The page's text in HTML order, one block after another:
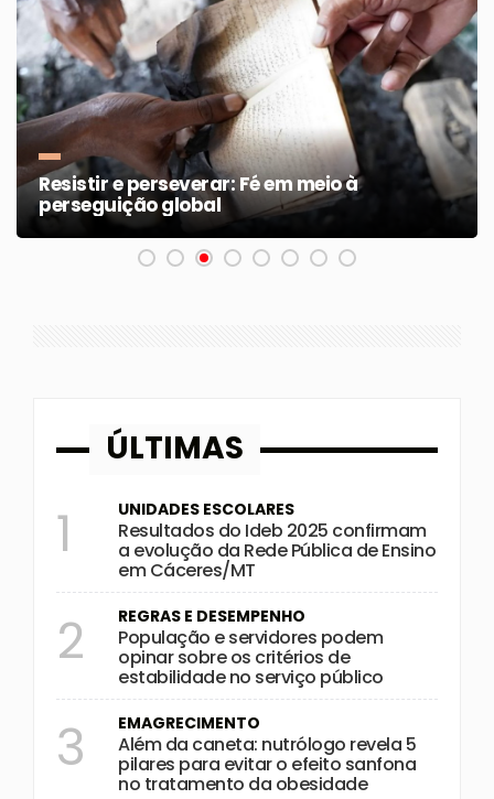
Resistir e perseverar: Fé em meio à
perseguição global
ÚLTIMAS
1 UNIDADES ESCOLARES
Resultados do Ideb 2025 confirmam
a evolução da Rede Pública de Ensino
em Cáceres/MT
2 REGRAS E DESEMPENHO
População e servidores podem
opinar sobre os critérios de
estabilidade no serviço público
3 EMAGRECIMENTO
Além da caneta: nutrólogo revela 5
pilares para evitar o efeito sanfona
no tratamento da obesidade